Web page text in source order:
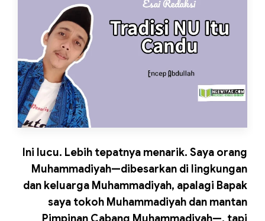
Ini lucu. Lebih tepatnya menarik. Saya orang
Muhammadiyah—dibesarkan di lingkungan
dan keluarga Muhammadiyah, apalagi Bapak
saya tokoh Muhammadiyah dan mantan